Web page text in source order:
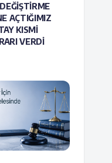
AÇTIĞIMIZ
KISMİ
VERDİ